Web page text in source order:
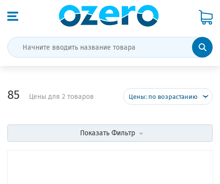
85 Цены для 2 товаров Цены: по возрастанию
ПоказатьФильтр